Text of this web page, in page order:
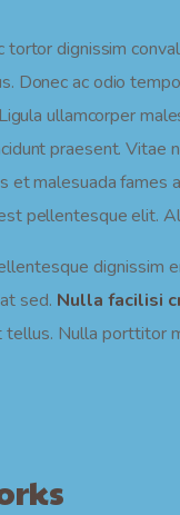
tortor dignissim
Donec ac odio
ullamcorper
praesent. Vitae
et malesuada fames
pellentesque elit.
dignissim
sed. Nulla facilisi
Nulla porttitor